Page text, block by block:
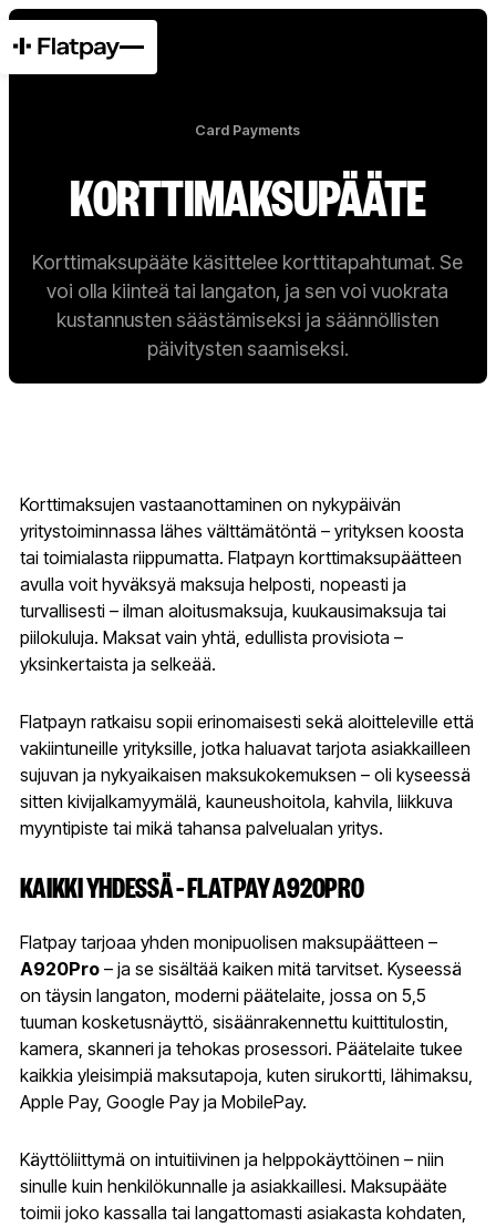
Card Payments
KORTTIMAKSUPÄÄTE
Korttimaksupääte käsittelee korttitapahtumat. Se
voi olla kiinteä tai langaton, ja sen voi vuokrata
kustannusten säästämiseksi ja säännöllisten
päivitysten saamiseksi.
Korttimaksujen vastaanottaminen on nykypäivän
yritystoiminnassa lähes välttämätöntä – yrityksen koosta
tai toimialasta riippumatta. Flatpayn korttimaksupäätteen
avulla voit hyväksyä maksuja helposti, nopeasti ja
turvallisesti – ilman aloitusmaksuja, kuukausimaksuja tai
piilokuluja. Maksat vain yhtä, edullista provisiota –
yksinkertaista ja selkeää.
Flatpayn ratkaisu sopii erinomaisesti sekä aloitteleville että
vakiintuneille yrityksille, jotka haluavat tarjota asiakkailleen
sujuvan ja nykyaikaisen maksukokemuksen – oli kyseessä
sitten kivijalkamyymälä, kauneushoitola, kahvila, liikkuva
myyntipiste tai mikä tahansa palvelualan yritys.
KAIKKI YHDESSÄ – FLATPAY A920PRO
Flatpay tarjoaa yhden monipuolisen maksupäätteen –
A920Pro– ja se sisältää kaiken mitä tarvitset. Kyseessä
on täysin langaton, moderni päätelaite, jossa on 5,5
tuuman kosketusnäyttö, sisäänrakennettu kuittitulostin,
kamera, skanneri ja tehokas prosessori. Päätelaite tukee
kaikkia yleisimpiä maksutapoja, kuten sirukortti, lähimaksu,
Apple Pay, Google Pay ja MobilePay.
Käyttöliittymä on intuitiivinen ja helppokäyttöinen – niin
sinulle kuin henkilökunnalle ja asiakkaillesi. Maksupääte
toimii joko kassalla tai langattomasti asiakasta kohdaten,